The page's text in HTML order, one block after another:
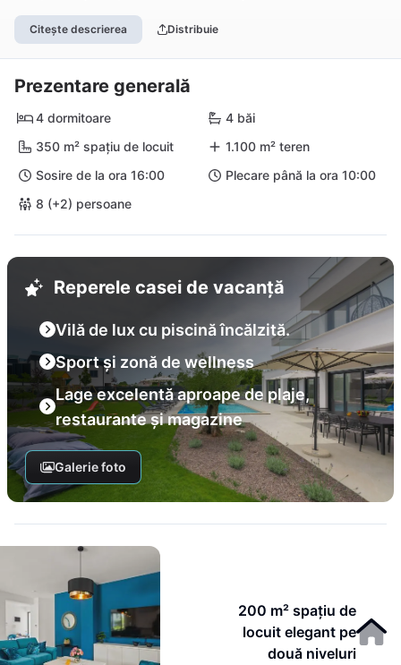
Citește descrierea Distribuie
Prezentare generală
4 dormitoare
4 băi
350 m² spațiu de locuit
1.100 m² teren
Sosire de la ora 16:00
Plecare până la ora 10:00
8 (+2) persoane
Reperele casei de vacanță
Vilă de lux cu piscină încălzită.
Sport și zonă de wellness
Lage excelentă aproape de plaje,
restaurante și magazine
Galerie foto
200 m² spațiu de
locuit elegant pe
două niveluri